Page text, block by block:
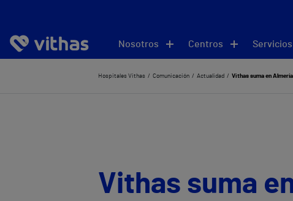
Nosotros Centros
Hospitales Vithas Comunicación Actualidad Vithas suma en
Vithas suma